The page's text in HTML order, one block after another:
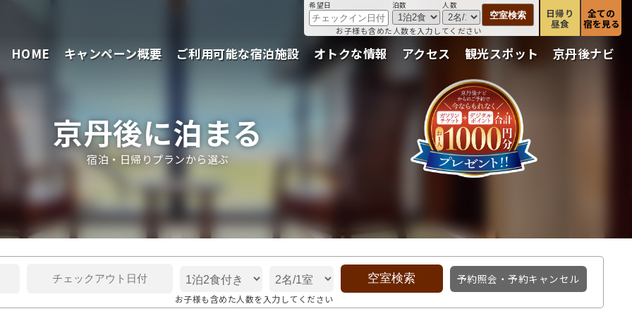
希望日 泊数 人数
お子様も含めた人数を入力してください
日帰り
昼食
全ての
宿を見る
HOME キャンペーン概要 ご利用可能な宿泊施設 オトクな情報 アクセス 観光スポット 京丹後ナビ
京丹後に泊まる
宿泊・日帰りプランから選ぶ
お子様も含めた人数を入力してください
予約照会・予約キャンセル